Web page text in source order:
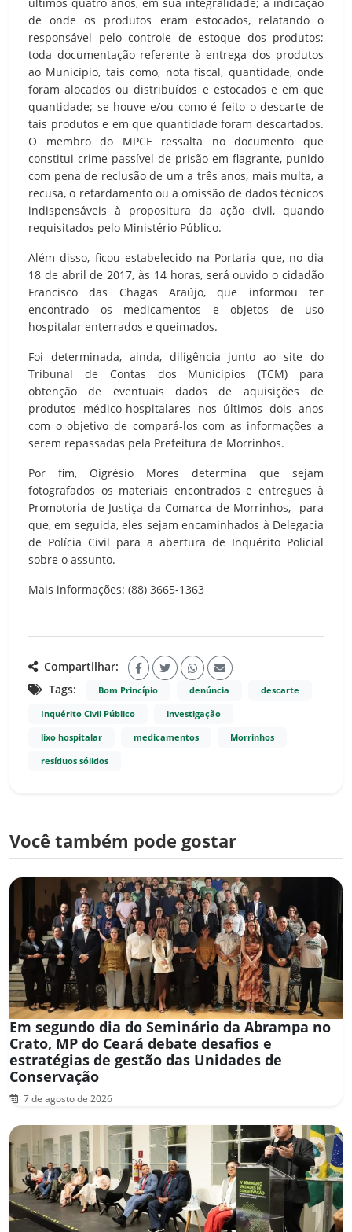
de onde os produtos eram estocados, relatando o
responsável pelo controle de estoque dos produtos;
toda documentação referente à entrega dos produtos
ao Município, tais como, nota fiscal, quantidade, onde
foram alocados ou distribuídos e estocados e em que
quantidade; se houve e/ou como é feito o descarte de
tais produtos e em que quantidade foram descartados.
O membro do MPCE ressalta no documento que
constitui crime passível de prisão em flagrante, punido
com pena de reclusão de um a três anos, mais multa, a
recusa, o retardamento ou a omissão de dados técnicos
indispensáveis à propositura da ação civil, quando
requisitados pelo Ministério Público.
Além disso, ficou estabelecido na Portaria que, no dia
18 de abril de 2017, às 14 horas, será ouvido o cidadão
Francisco das Chagas Araújo, que informou ter
encontrado os medicamentos e objetos de uso
hospitalar enterrados e queimados.
Foi determinada, ainda, diligência junto ao site do
Tribunal de Contas dos Municípios (TCM) para
obtenção de eventuais dados de aquisições de
produtos médico-hospitalares nos últimos dois anos
com o objetivo de compará-los com as informações a
serem repassadas pela Prefeitura de Morrinhos.
Por fim, Oigrésio Mores determina que sejam
fotografados os materiais encontrados e entregues à
Promotoria de Justiça da Comarca de Morrinhos, para
que, em seguida, eles sejam encaminhados à Delegacia
de Polícia Civil para a abertura de Inquérito Policial
sobre o assunto.
Mais informações: (88) 3665-1363
Compartilhar:
Tags:
Bom Princípio denúncia descarte
Inquérito Civil Público investigação
lixo hospitalar medicamentos Morrinhos
resíduos sólidos
Você também pode gostar
Em segundo dia do Seminário da Abrampa no
Crato, MP do Ceará debate desafios e
estratégias de gestão das Unidades de
Conservação
7 de agosto de 2026